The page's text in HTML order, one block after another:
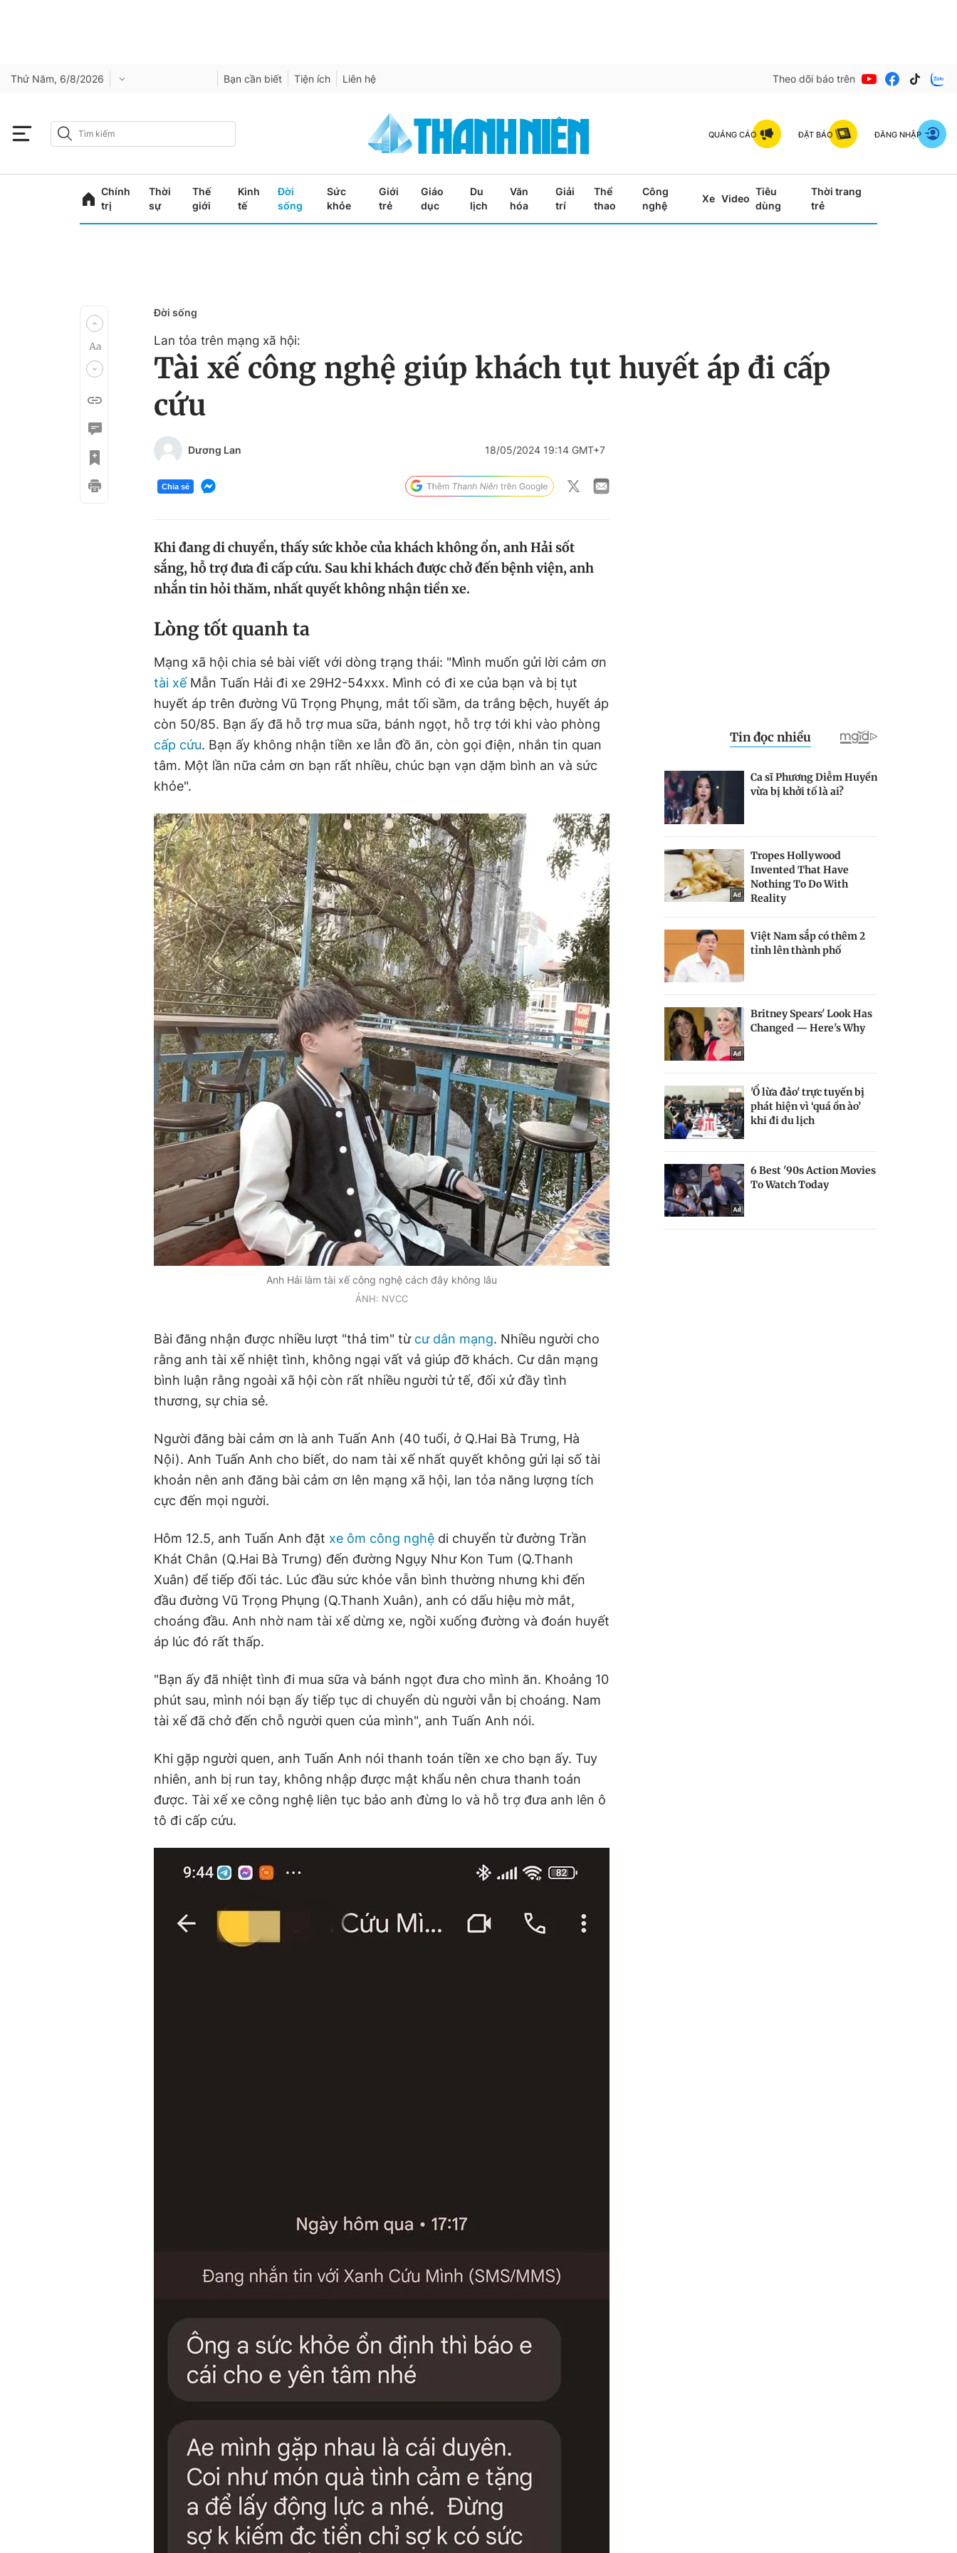
Thứ Năm, 6/8/2026 Bạn cần biết Tiện ích Liên hệ Theo dõi báo trên
QUẢNG CÁO ĐẶT BÁO ĐĂNG NHẬP
Chính
trị
Thời
sự
Thế
giới
Kinh
tế
Đời
sống
Sức
khỏe
Giới
trẻ
Giáo
dục
Du
lịch
Văn
hóa
Giải
trí
Thể
thao
Công
nghệ
Xe Video
Tiêu
dùng
Thời trang
trẻ
Đời sống
Lan tỏa trên mạng xã hội:
Tài xế công nghệ giúp khách tụt huyết áp đi cấp
cứu
Dương Lan 18/05/2024 19:14 GMT+7
Chia sẻ
Khi đang di chuyển, thấy sức khỏe của khách không ổn, anh Hải sốt
sắng, hỗ trợ đưa đi cấp cứu. Sau khi khách được chở đến bệnh viện, anh
nhắn tin hỏi thăm, nhất quyết không nhận tiền xe.
Lòng tốt quanh ta
Mạng xã hội chia sẻ bài viết với dòng trạng thái: "Mình muốn gửi lời cảm ơn
tài xếMẫn Tuấn Hải đi xe 29H2-54xxx. Mình có đi xe của bạn và bị tụt
huyết áp trên đường Vũ Trọng Phụng, mắt tối sầm, da trắng bệch, huyết áp
còn 50/85. Bạn ấy đã hỗ trợ mua sữa, bánh ngọt, hỗ trợ tới khi vào phòng
cấp cứu. Bạn ấy không nhận tiền xe lẫn đồ ăn, còn gọi điện, nhắn tin quan
tâm. Một lần nữa cảm ơn bạn rất nhiều, chúc bạn vạn dặm bình an và sức
khỏe".
Anh Hải làm tài xế công nghệ cách đây không lâu
ẢNH: NVCC
Bài đăng nhận được nhiều lượt "thả tim" từ cư dân mạng. Nhiều người cho
rằng anh tài xế nhiệt tình, không ngại vất vả giúp đỡ khách. Cư dân mạng
bình luận rằng ngoài xã hội còn rất nhiều người tử tế, đối xử đầy tình
thương, sự chia sẻ.
Người đăng bài cảm ơn là anh Tuấn Anh (40 tuổi, ở Q.Hai Bà Trưng, Hà
Nội). Anh Tuấn Anh cho biết, do nam tài xế nhất quyết không gửi lại số tài
khoản nên anh đăng bài cảm ơn lên mạng xã hội, lan tỏa năng lượng tích
cực đến mọi người.
Hôm 12.5, anh Tuấn Anh đặt xe ôm công nghệ di chuyển từ đường Trần
Khát Chân (Q.Hai Bà Trưng) đến đường Ngụy Như Kon Tum (Q.Thanh
Xuân) để tiếp đối tác. Lúc đầu sức khỏe vẫn bình thường nhưng khi đến
đầu đường Vũ Trọng Phụng (Q.Thanh Xuân), anh có dấu hiệu mờ mắt,
choáng đầu. Anh nhờ nam tài xế dừng xe, ngồi xuống đường và đoán huyết
áp lúc đó rất thấp.
"Bạn ấy đã nhiệt tình đi mua sữa và bánh ngọt đưa cho mình ăn. Khoảng 10
phút sau, mình nói bạn ấy tiếp tục di chuyển dù người vẫn bị choáng. Nam
tài xế đã chở đến chỗ người quen của mình", anh Tuấn Anh nói.
Khi gặp người quen, anh Tuấn Anh nói thanh toán tiền xe cho bạn ấy. Tuy
nhiên, anh bị run tay, không nhập được mật khẩu nên chưa thanh toán
được. Tài xế xe công nghệ liên tục bảo anh đừng lo và hỗ trợ đưa anh lên ô
tô đi cấp cứu.